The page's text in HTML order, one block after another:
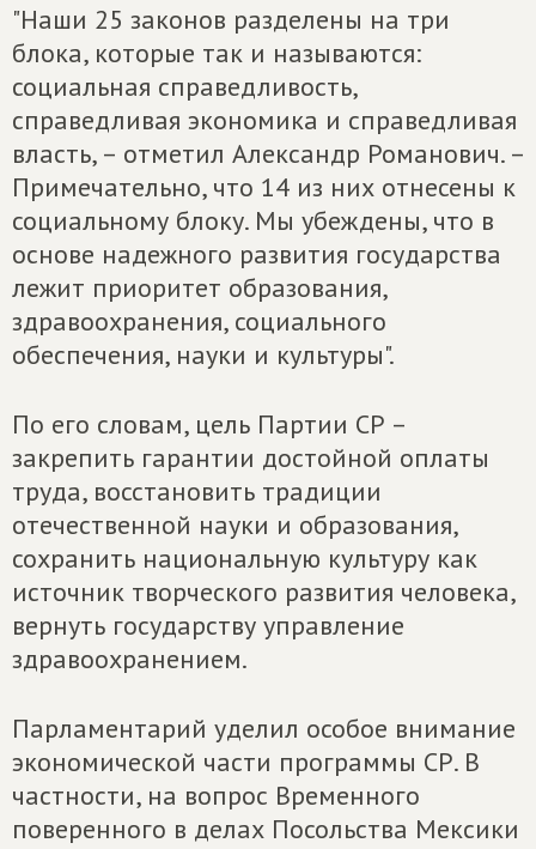
"Наши 25 законов разделены на три
блока, которые так и называются:
социальная справедливость,
справедливая экономика и справедливая
власть, – отметил Александр Романович. –
Примечательно, что 14 из них отнесены к
социальному блоку. Мы убеждены, что в
основе надежного развития государства
лежит приоритет образования,
здравоохранения, социального
обеспечения, науки и культуры".
По его словам, цель Партии СР –
закрепить гарантии достойной оплаты
труда, восстановить традиции
отечественной науки и образования,
сохранить национальную культуру как
источник творческого развития человека,
вернуть государству управление
здравоохранением.
Парламентарий уделил особое внимание
экономической части программы СР. В
частности, на вопрос Временного
поверенного в делах Посольства Мексики